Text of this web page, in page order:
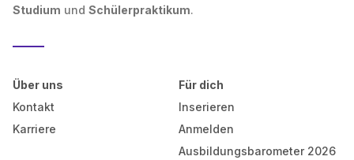
Studium und Schülerpraktikum.
Über uns
Kontakt
Karriere
Für dich
Inserieren
Anmelden
Ausbildungsbarometer 2026